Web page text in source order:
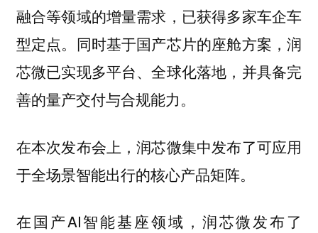
融合等领域的增量需求，已获得多家车企车
型定点。同时基于国产芯片的座舱方案，润
芯微已实现多平台、全球化落地，并具备完
善的量产交付与合规能力。
在本次发布会上，润芯微集中发布了可应用
于全场景智能出行的核心产品矩阵。
在国产AI智能基座领域，润芯微发布了